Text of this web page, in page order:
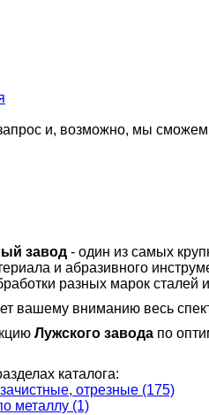
и, возможно, мы
завод - один из самых
и абразивного
разных марок сталей
вашему вниманию весь
Лужского завода по
каталога:
отрезные (175)
металлу (1)